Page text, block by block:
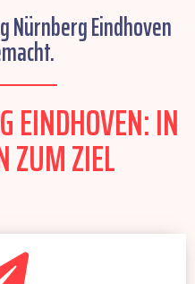
Nürnberg Eindhoven
EINDHOVEN: IN
ZUM ZIEL